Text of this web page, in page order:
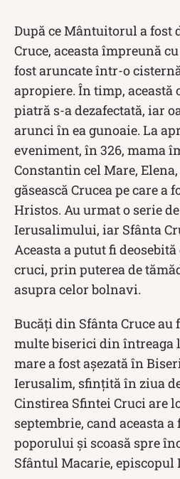
După ce Mântuitorul a fost
Cruce, aceasta împreună
fost aruncate într-o
apropiere. În timp, această
piatră s-a dezafectată, iar
arunci în ea gunoaie. La
eveniment, în 326, mama
Constantin cel Mare,
găsească Crucea pe care a
Hristos. Au urmat o serie
Ierusalimului, iar Sfânta
Aceasta a putut fi
cruci, prin puterea de
asupra celor bolnavi.
Bucăți din Sfânta Cruce
multe biserici din întreaga
mare a fost așezată în
Ierusalim, sfinţită în ziua
Cinstirea Sfintei Cruci are
septembrie, cand aceasta
poporului şi scoasă spre
Sfântul Macarie,